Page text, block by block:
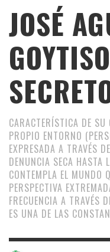
JOSÉ
CARACTERÍSTICA DE SU
PROPIO ENTORNO
EXPRESADA A TRAVÉS
DENUNCIA SECA
CONTEMPLA EL MUNDO
PERSPECTIVA
FRECUENCIA A TRAVÉS
ES UNA DE LAS